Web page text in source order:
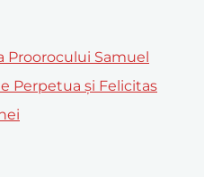
Proorocului Samuel
Perpetua şi Felicitas